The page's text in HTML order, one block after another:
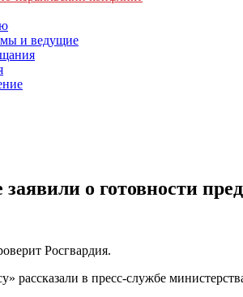
и ведущие
о готовности
Росгвардия.
рассказали в пресс-службе